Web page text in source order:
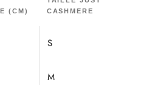
(CM)
CASHMERE
S
M